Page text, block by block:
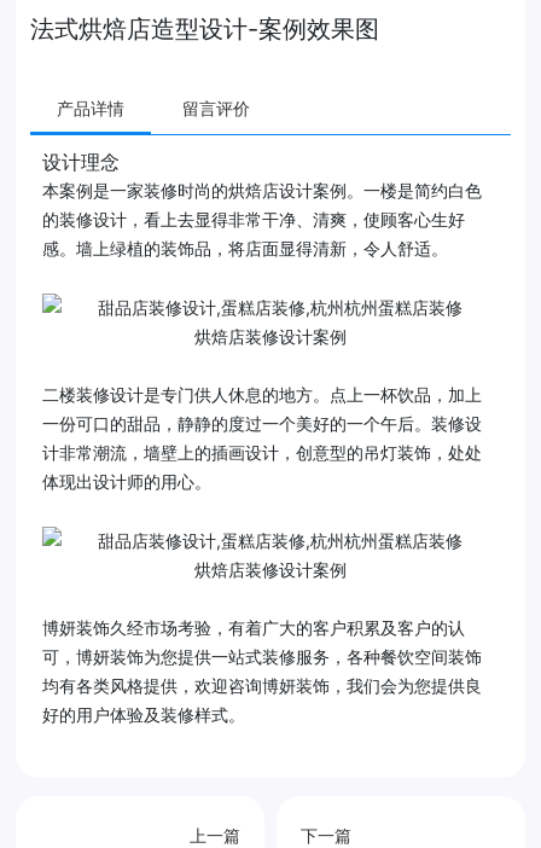
法式烘焙店造型设计-案例效果图
产品详情 留言评价
设计理念
本案例是一家装修时尚的烘焙店设计案例。一楼是简约白色
的装修设计，看上去显得非常干净、清爽，使顾客心生好
感。墙上绿植的装饰品，将店面显得清新，令人舒适。
烘焙店装修设计案例
二楼装修设计是专门供人休息的地方。点上一杯饮品，加上
一份可口的甜品，静静的度过一个美好的一个午后。装修设
计非常潮流，墙壁上的插画设计，创意型的吊灯装饰，处处
体现出设计师的用心。
烘焙店装修设计案例
博妍装饰久经市场考验，有着广大的客户积累及客户的认
可，博妍装饰为您提供一站式装修服务，各种餐饮空间装饰
均有各类风格提供，欢迎咨询博妍装饰，我们会为您提供良
好的用户体验及装修样式。
上一篇
下一篇